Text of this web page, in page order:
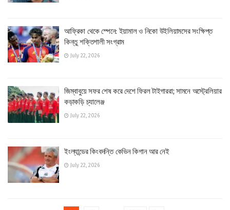
আফ্রিকা থেকে স্পেনে: ইয়ামাল ও নিকো উইলিয়ামসের সংক্ষিপ্ত
কিন্তু শক্তিশালী সংগ্রাম
July 22, 2026
জিম্বাবুয়ে সফর শেষ করে দেশে ফিরল টাইগাররা; সামনে অস্ট্রেলিয়ার
কড়াকড়ি চ্যালেঞ্জ
July 22, 2026
ইংল্যান্ডের কিংবদন্তি কেভিন কিগান আর নেই
July 22, 2026